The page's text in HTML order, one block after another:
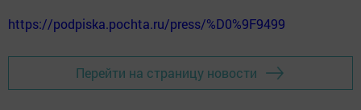
https://podpiska.pochta.ru/press/%D0%9F9499
Перейти на страницу новости